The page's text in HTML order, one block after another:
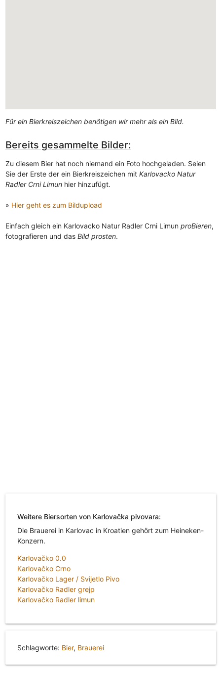
Für ein Bierkreiszeichen benötigen wir mehr als ein Bild.
Bereits gesammelte Bilder:
Zu diesem Bier hat noch niemand ein Foto hochgeladen. Seien
Sie der Erste der ein Bierkreiszeichen mit Karlovacko Natur
Radler Crni Limunhier hinzufügt.
» Hier geht es zum Bildupload
Einfach gleich ein Karlovacko Natur Radler Crni Limun proBieren,
fotografieren und das Bild prosten.
Weitere Biersorten von Karlovačka pivovara:
Die Brauerei in Karlovac in Kroatien gehört zum Heineken-
Konzern.
Karlovačko 0.0
Karlovačko Crno
Karlovačko Lager / Svijetlo Pivo
Karlovačko Radler grejp
Karlovačko Radler limun
Schlagworte: Bier, Brauerei